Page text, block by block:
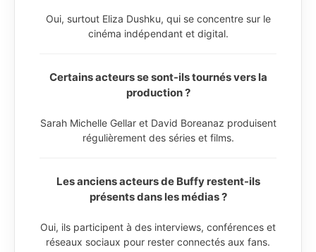
Oui, surtout Eliza Dushku, qui se concentre sur le
cinéma indépendant et digital.
Certains acteurs se sont-ils tournés vers la
production ?
Sarah Michelle Gellar et David Boreanaz produisent
régulièrement des séries et films.
Les anciens acteurs de Buffy restent-ils
présents dans les médias ?
Oui, ils participent à des interviews, conférences et
réseaux sociaux pour rester connectés aux fans.